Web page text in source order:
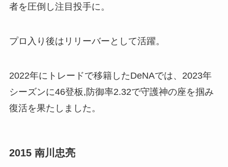
者を圧倒し注目投手に。
プロ入り後はリリーバーとして活躍。
2022年にトレードで移籍したDeNAでは、2023年
シーズンに46登板,防御率2.32で守護神の座を掴み
復活を果たしました。
2015 南川忠亮